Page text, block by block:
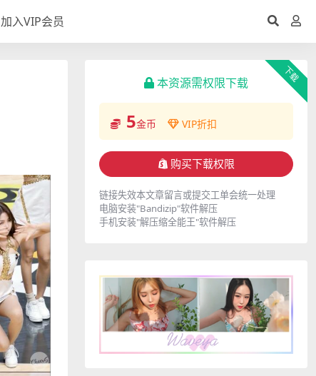
加入VIP会员
下载
本资源需权限下载
5金币 VIP折扣
购买下载权限
链接失效本文章留言或提交工单会统一处理
电脑安装"Bandizip"软件解压
手机安装"解压缩全能王"软件解压